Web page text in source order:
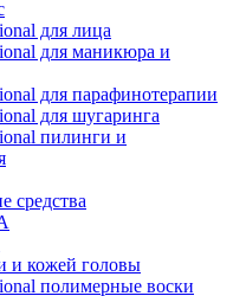
для лица
для маникюра и
для парафинотерапии
для шугаринга
пилинги и
средства
и кожей головы
полимерные воски